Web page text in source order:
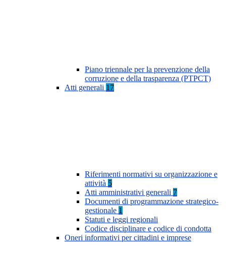
Piano triennale per la prevenzione della
corruzione e della trasparenza (PTPCT)
Atti generali 17
Riferimenti normativi su organizzazione e
attività 5
Atti amministrativi generali 7
Documenti di programmazione strategico-
gestionale 1
Statuti e leggi regionali
Codice disciplinare e codice di condotta
Oneri informativi per cittadini e imprese